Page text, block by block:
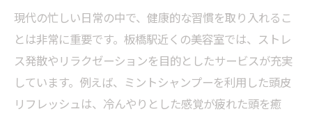
敏感肌でも安心なヘッドスパとは
板橋駅で体験する優しいヘッドスパ
頭皮ケアの重要性と方法
美容室でのヘッドスパ体験を選ぶ理由
敏感な頭皮を守るための美容室利用法
現代の忙しい日常の中で、健康的な習慣を取り入れるこ
とは非常に重要です。板橋駅近くの美容室では、ストレ
ス発散やリラクゼーションを目的としたサービスが充実
しています。例えば、ミントシャンプーを利用した頭皮
リフレッシュは、冷んやりとした感覚が疲れた頭を癒